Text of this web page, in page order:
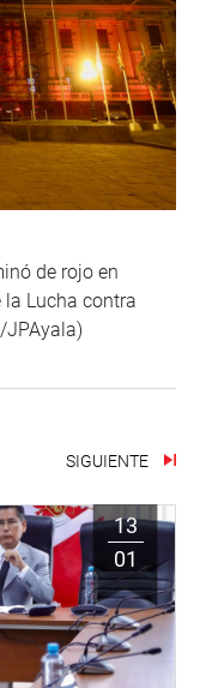
de rojo en
Lucha contra
JPAyala)
SIGUIENTE
13
01